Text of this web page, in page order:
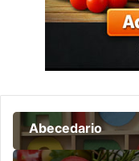
Abecedario